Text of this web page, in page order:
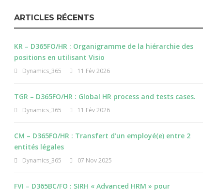
ARTICLES RÉCENTS
KR – D365FO/HR : Organigramme de la hiérarchie des
positions en utilisant Visio
Dynamics_365 11 Fév 2026
TGR – D365FO/HR : Global HR process and tests cases.
Dynamics_365 11 Fév 2026
CM – D365FO/HR : Transfert d’un employé(e) entre 2
entités légales
Dynamics_365 07 Nov 2025
FVI – D365BC/FO : SIRH « Advanced HRM » pour